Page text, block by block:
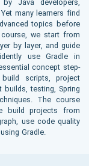
Java developers,
many learners find
topics before
we start from
by layer, and guide
use Gradle in
concept step-
build scripts, project
builds, testing, Spring
The course
build projects from
use code quality
Gradle.